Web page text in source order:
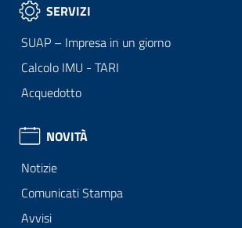
SERVIZI
SUAP – Impresa in un giorno
Calcolo IMU - TARI
Acquedotto
NOVITÀ
Notizie
Comunicati Stampa
Avvisi